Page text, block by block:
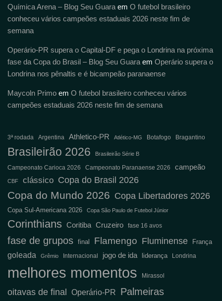
Química Arena – Blog Seu Guaraem O futebol brasileiro
conheceu vários campeões estaduais 2026 neste fim de
semana
Operário-PR supera o Capital-DF e pega o Londrina na próxima
fase da Copa do Brasil – Blog Seu Guaraem Operário supera o
Londrina nos pênaltis e é bicampeão paranaense
Maycoln Primo em O futebol brasileiro conheceu vários
campeões estaduais 2026 neste fim de semana
3ª rodada Argentina Athletico-PR Atlético-MG Botafogo Bragantino
Brasileirão 2026 Brasileirão Série B
Campeonato Carioca 2026 Campeonato Paranaense 2026 campeão
CBF clássico Copa do Brasil 2026
Copa do Mundo 2026 Copa Libertadores 2026
Copa Sul-Americana 2026 Copa São Paulo de Futebol Júnior
Corinthians Coritiba Cruzeiro fase 16 avos
fase de grupos final Flamengo Fluminense França
goleada Grêmio Internacional jogo de ida liderança Londrina
melhores momentos Mirassol
oitavas de final Operário-PR Palmeiras